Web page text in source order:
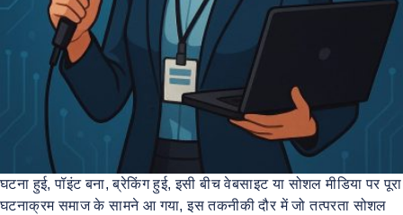
घटना हुई, पॉइंट बना, ब्रेकिंग हुई, इसी बीच वेबसाइट या सोशल मीडिया पर पूरा
घटनाक्रम समाज के सामने आ गया, इस तकनीकी दौर में जो तत्परता सोशल